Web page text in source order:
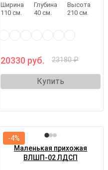
Ширина
110 см.
Глубина
40 см.
Высота
210 см.
20330 руб. 23180 ₽
Купить
Маленькая прихожая
ВЛШП-02 ЛДСП
-4%